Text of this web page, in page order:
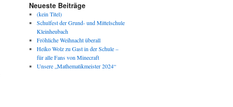
Neueste Beiträge
(kein Titel)
Schulfest der Grund- und Mittelschule
Kleinheubach
Fröhliche Weihnacht überall
Heiko Wolz zu Gast in der Schule –
für alle Fans von Minecraft
Unsere „Mathematikmeister 2024“